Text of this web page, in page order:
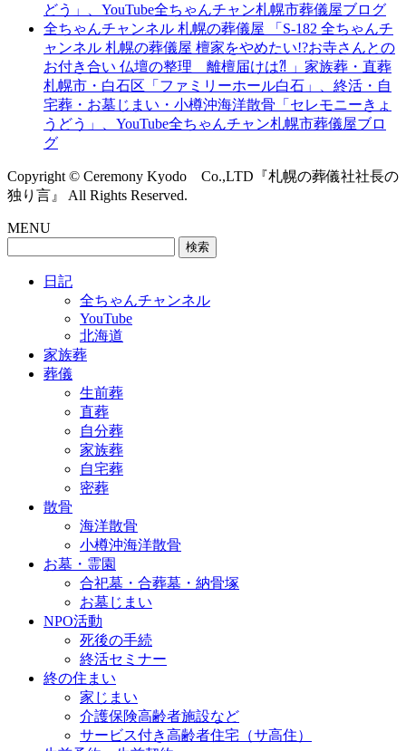
どう」、YouTube全ちゃんチャン札幌市葬儀屋ブログ
全ちゃんチャンネル 札幌の葬儀屋 「S-182 全ちゃんチ
ャンネル 札幌の葬儀屋 檀家をやめたい!?お寺さんとの
お付き合い 仏壇の整理 離檀届けは⁈ 」家族葬・直葬
札幌市・白石区「ファミリーホール白石」、終活・自
宅葬・お墓じまい・小樽沖海洋散骨「セレモニーきょ
うどう」、YouTube全ちゃんチャン札幌市葬儀屋ブロ
グ
Copyright © Ceremony Kyodo Co.,LTD『札幌の葬儀社社長の
独り言』 All Rights Reserved.
MENU
日記
全ちゃんチャンネル
YouTube
北海道
家族葬
葬儀
生前葬
直葬
自分葬
家族葬
自宅葬
密葬
散骨
海洋散骨
小樽沖海洋散骨
お墓・霊園
合祀墓・合葬墓・納骨塚
お墓じまい
NPO活動
死後の手続
終活セミナー
終の住まい
家じまい
介護保険高齢者施設など
サービス付き高齢者住宅（サ高住）